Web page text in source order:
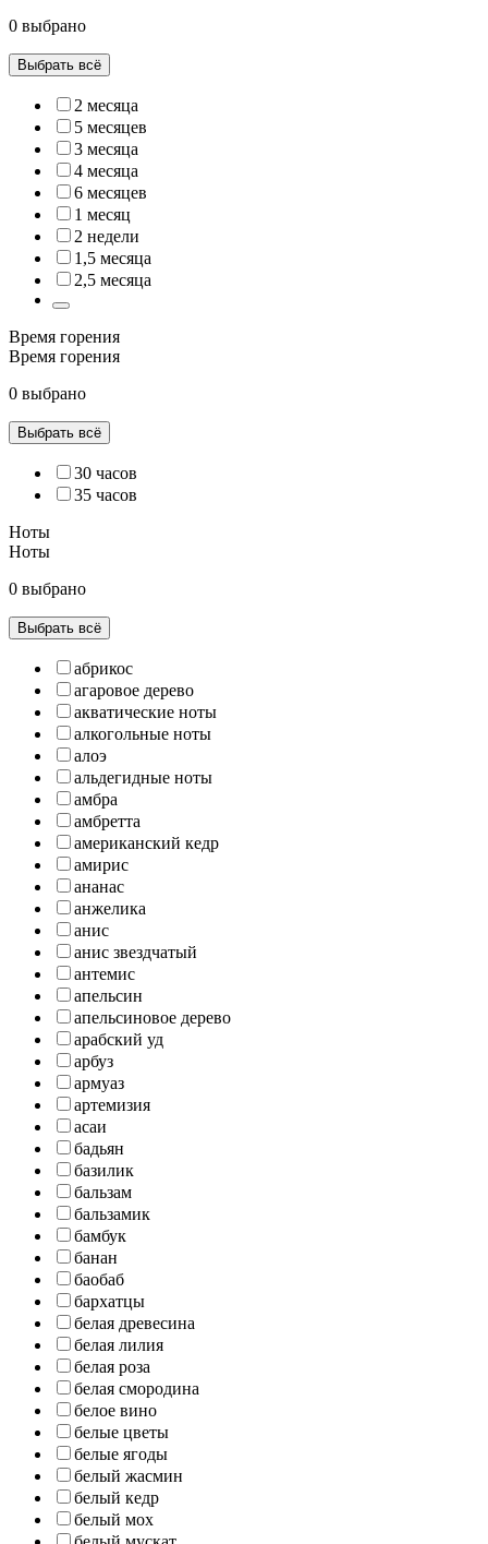
0 выбрано
Выбрать всё
2 месяца
5 месяцев
3 месяца
4 месяца
6 месяцев
1 месяц
2 недели
1,5 месяца
2,5 месяца
Время горения
Время горения
0 выбрано
Выбрать всё
30 часов
35 часов
Ноты
Ноты
0 выбрано
Выбрать всё
абрикос
агаровое дерево
акватические ноты
алкогольные ноты
алоэ
альдегидные ноты
амбра
амбретта
американский кедр
амирис
ананас
анжелика
анис
анис звездчатый
антемис
апельсин
апельсиновое дерево
арабский уд
арбуз
армуаз
артемизия
асаи
бадьян
базилик
бальзам
бальзамик
бамбук
банан
баобаб
бархатцы
белая древесина
белая лилия
белая роза
белая смородина
белое вино
белые цветы
белые ягоды
белый жасмин
белый кедр
белый мох